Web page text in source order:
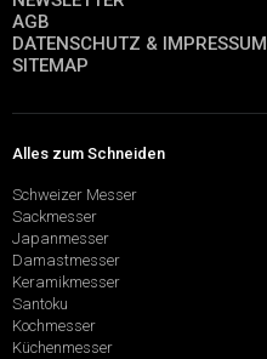
AGB
DATENSCHUTZ & IMPRESSUM
SITEMAP
Alles zum Schneiden
Schweizer Messer
Sackmesser
Japanmesser
Damastmesser
Keramikmesser
Santoku
Kochmesser
Küchenmesser